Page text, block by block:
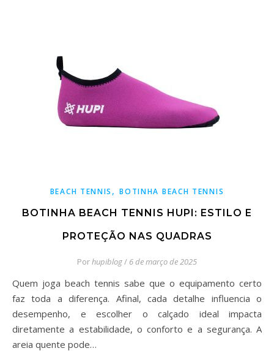
BEACH TENNIS ,BOTINHA BEACH TENNIS
BOTINHA BEACH TENNIS HUPI: ESTILO E
PROTEÇÃO NAS QUADRAS
Porhupiblog/ 6 de março de 2025
Quem joga beach tennis sabe que o equipamento certo
faz toda a diferença. Afinal, cada detalhe influencia o
desempenho, e escolher o calçado ideal impacta
diretamente a estabilidade, o conforto e a segurança. A
areia quente pode…